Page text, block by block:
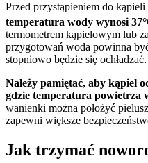
Przed przystąpieniem do kąpieli
temperatura wody wynosi
termometrem kąpielowym lub
przygotowań woda powinna
stopniowo będzie się ochładzać.
Należy pamiętać, aby kąpiel
gdzie temperatura powietrza
wanienki można położyć
zapewni większe
Jak trzymać